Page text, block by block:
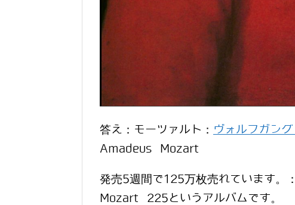
答え：モーツァルト： ヴォルフガン
Amadeus Mozart
発売5週間で125万枚売れています。
Mozart 225というアルバムです。